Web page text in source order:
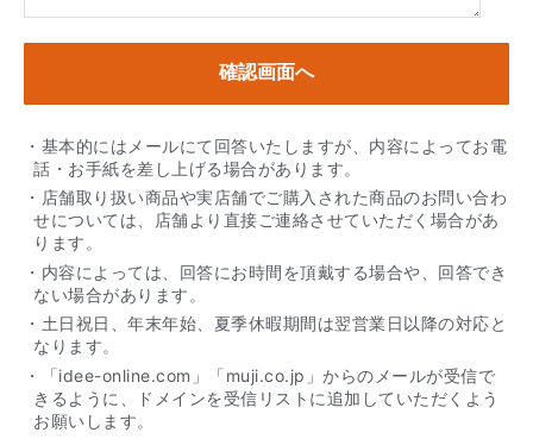
・基本的にはメールにて回答いたしますが、内容によってお電
話・お手紙を差し上げる場合があります。
・店舗取り扱い商品や実店舗でご購入された商品のお問い合わ
せについては、店舗より直接ご連絡させていただく場合があ
ります。
・内容によっては、回答にお時間を頂戴する場合や、回答でき
ない場合があります。
・土日祝日、年末年始、夏季休暇期間は翌営業日以降の対応と
なります。
・「idee-online.com」「muji.co.jp」からのメールが受信で
きるように、ドメインを受信リストに追加していただくよう
お願いします。